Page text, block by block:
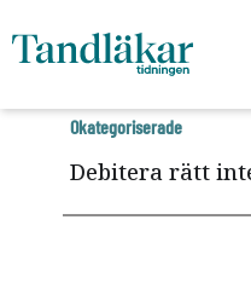
Debitera rätt
Okategoriserade